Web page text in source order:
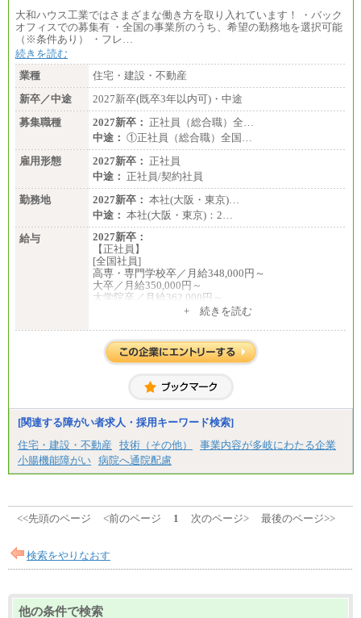
大和ハウス工業ではさまざまな働き方を取り入れています！ ・バック
オフィスでの募集有 ・全国の事業所のうち、希望の勤務地を選択可能
（※条件あり） ・フレ…
続きを読む
業種
住宅・建設・不動産
新卒／中途
2027新卒(既卒3年以内可)・中途
募集職種
2027新卒： 正社員（総合職）全…
中途： ①正社員（総合職）全国…
雇用形態
2027新卒： 正社員
中途： 正社員/契約社員
勤務地
2027新卒： 本社(大阪・東京)…
中途： 本社(大阪・東京)：2…
給与
2027新卒：
【正社員】
[全国社員]
高専・専門学校卒／月給348,000円～
大卒／月給350,000円～
大学院卒／月給362,000円～
[地域社員]月給295,000円～
【正社員】
[全国社員]月給348,000円～
[地域社員]月給295,000円～
【契約社員】月給200,000円～
+ 続きを読む
[関連する障がい者求人・採用キーワード検索]
住宅・建設・不動産
技術（その他）
事業内容が多岐にわたる企業
小腸機能障がい 病院へ通院配慮
<<先頭のページ <前のページ 1 次のページ> 最後のページ>>
検索をやりなおす
他の条件で検索